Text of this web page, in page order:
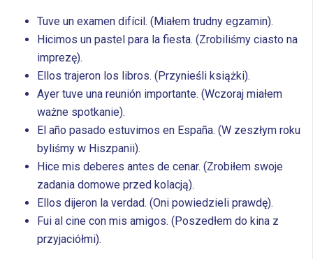
Tuve un examen difícil. (Miałem trudny egzamin).
Hicimos un pastel para la fiesta. (Zrobiliśmy ciasto na
imprezę).
Ellos trajeron los libros. (Przynieśli książki).
Ayer tuve una reunión importante. (Wczoraj miałem
ważne spotkanie).
El año pasado estuvimos en España. (W zeszłym roku
byliśmy w Hiszpanii).
Hice mis deberes antes de cenar. (Zrobiłem swoje
zadania domowe przed kolacją).
Ellos dijeron la verdad. (Oni powiedzieli prawdę).
Fui al cine con mis amigos. (Poszedłem do kina z
przyjaciółmi).